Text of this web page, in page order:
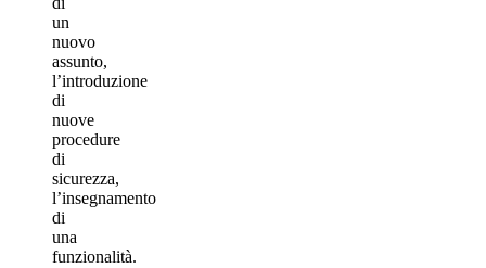
un
nuovo
assunto,
l’introduzione
di
nuove
procedure
di
sicurezza,
l’insegnamento
di
una
funzionalità.